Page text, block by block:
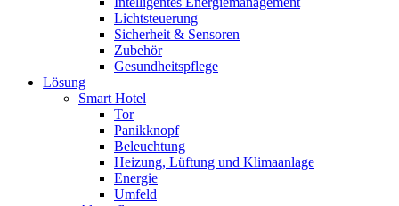
Lichtsteuerung
Sicherheit & Sensoren
Zubehör
Gesundheitspflege
Lösung
Smart Hotel
Tor
Panikknopf
Beleuchtung
Heizung, Lüftung und Klimaanlage
Energie
Umfeld